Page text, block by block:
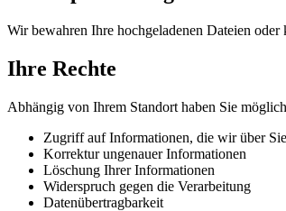
Wir bewahren Ihre hochgeladenen Dateien
Ihre Rechte
Abhängig von Ihrem Standort haben Sie
Zugriff auf Informationen, die wir über
Korrektur ungenauer Informationen
Löschung Ihrer Informationen
Widerspruch gegen die Verarbeitung
Datenübertragbarkeit